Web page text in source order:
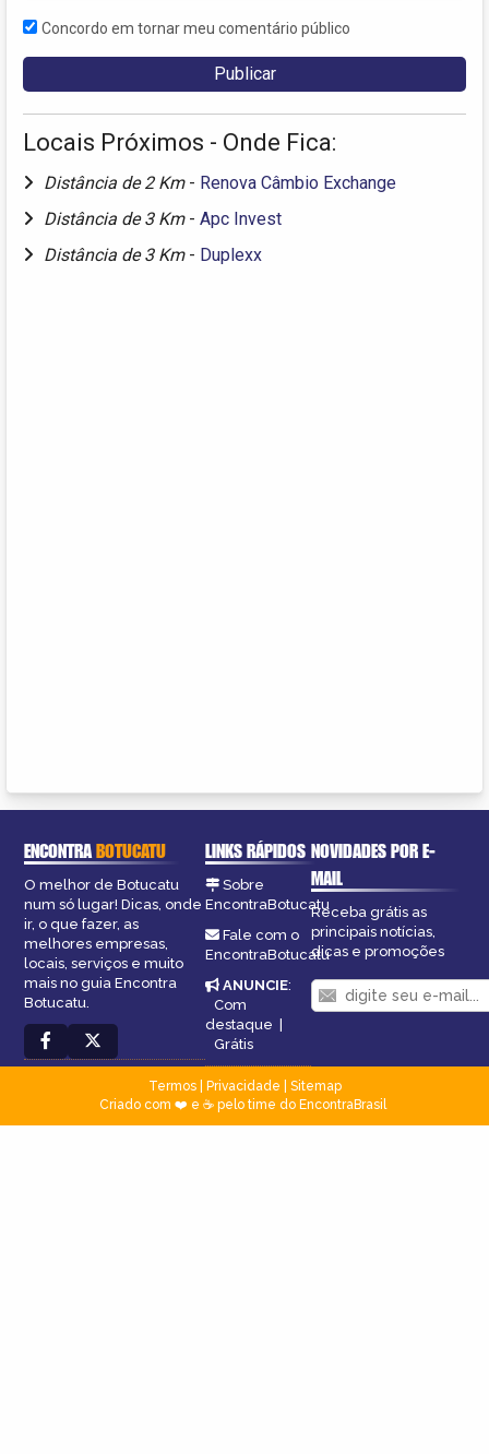
Concordo em tornar meu comentário público
Locais Próximos - Onde Fica:
Distância de 2 Km - Renova Câmbio Exchange
Distância de 3 Km - Apc Invest
Distância de 3 Km - Duplexx
ENCONTRABOTUCATU
O melhor de Botucatu
num só lugar! Dicas, onde
ir, o que fazer, as
melhores empresas,
locais, serviços e muito
mais no guia Encontra
Botucatu.
LINKS RÁPIDOS
Sobre
EncontraBotucatu
Fale com o
EncontraBotucatu
ANUNCIE:
Com
destaque
Grátis
NOVIDADES POR E-
MAIL
Receba grátis as
principais notícias,
dicas e promoções
Termos| Privacidade
Sitemap
Criado com ❤️ e ☕ pelo time do EncontraBrasil